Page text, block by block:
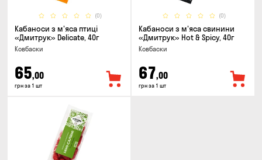
(0)
Кабаноси з м'яса птиці
«Дмитрук» Delicate, 40г
Ковбаски
65,00
грн за 1 шт
(0)
Кабаноси з м'яса свинини
«Дмитрук» Hot & Spicy, 40г
Ковбаски
67,00
грн за 1 шт